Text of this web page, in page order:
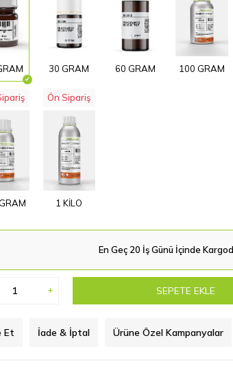
30 GRAM 60 GRAM 100 GRAM
Ön Sipariş
1 KİLO
En Geç 20 İş Günü İçinde
SEPETE EKLE
Et İade & İptal Ürüne Özel Kampanyalar